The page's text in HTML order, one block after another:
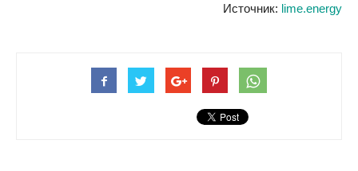
Источник: lime.energy